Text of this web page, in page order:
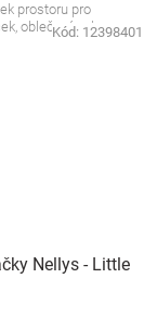
prostoru pro
oblečení nebo
Kód: 12398401
Nellys - Little